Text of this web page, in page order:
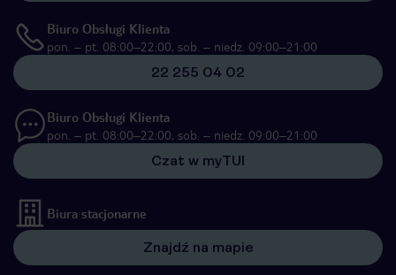
Biuro Obsługi Klienta
pon. – pt. 08:00–22:00, sob. – niedz. 09:00–21:00
22 255 04 02
Biuro Obsługi Klienta
pon. – pt. 08:00–22:00, sob. – niedz. 09:00–21:00
Czat w myTUI
Biura stacjonarne
Znajdź na mapie